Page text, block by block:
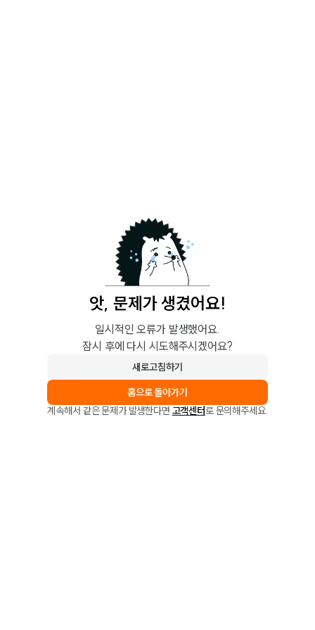
앗, 문제가 생겼어요!
일시적인 오류가 발생했어요.
잠시 후에 다시 시도해주시겠어요?
새로고침하기
홈으로 돌아가기
계속해서 같은 문제가 발생한다면 고객센터로 문의해주세요.